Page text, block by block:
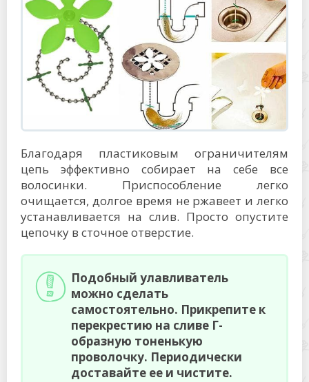
Благодаря пластиковым ограничителям
цепь эффективно собирает на себе все
волосинки. Приспособление легко
очищается, долгое время не ржавеет и легко
устанавливается на слив. Просто опустите
цепочку в сточное отверстие.
Подобный улавливатель
можно сделать
самостоятельно. Прикрепите к
перекрестию на сливе Г-
образную тоненькую
проволочку. Периодически
доставайте ее и чистите.